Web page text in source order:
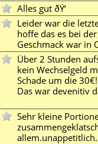
Alles gut ðŸ‘
Leider war die
hoffe das es bei
Geschmack war in
Über 2 Stunden
kein Wechselgeld
Schade um die 30€!
Das war devenitiv
Sehr kleine
allem.unappetitlich.